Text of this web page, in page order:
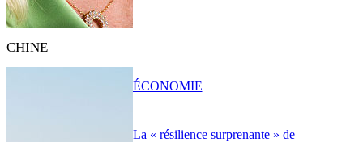
CHINE
La « résilience surprenante » de
ÉCONOMIE